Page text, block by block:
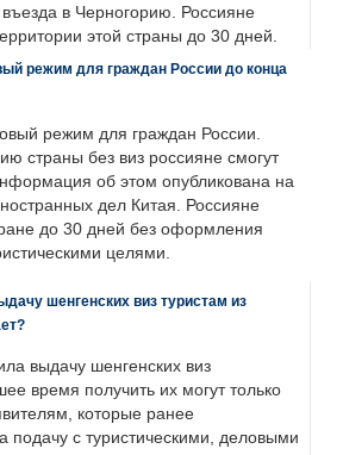
в Черногорию. Россияне
этой страны до 30 дней.
режим для граждан России до конца
режим для граждан России.
страны без виз россияне смогут
об этом опубликована на
дел Китая. Россияне
до 30 дней без оформления
целями.
шенгенских виз туристам из
выдачу шенгенских виз
время получить их могут только
которые ранее
подачу с туристическими, деловыми